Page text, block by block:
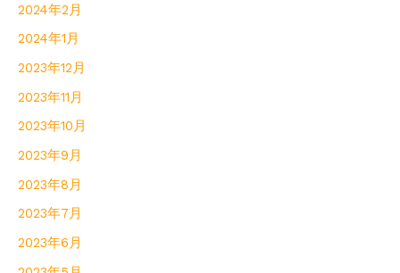
2024年2月
2024年1月
2023年12月
2023年11月
2023年10月
2023年9月
2023年8月
2023年7月
2023年6月